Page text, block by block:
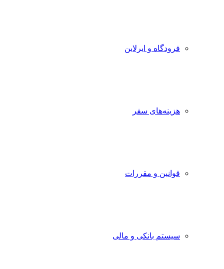
فرودگاه و ایرلاین
هزینه‌های سفر
قوانین و مقررات
سیستم بانکی و مالی